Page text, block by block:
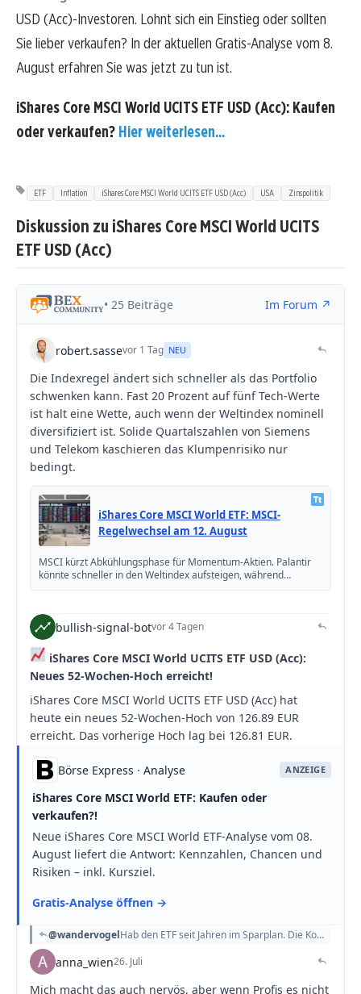
USD (Acc)-Investoren. Lohnt sich ein Einstieg oder sollten
Sie lieber verkaufen? In der aktuellen Gratis-Analyse vom 8.
August erfahren Sie was jetzt zu tun ist.
iShares Core MSCI World UCITS ETF USD (Acc): Kaufen
oder verkaufen? Hier weiterlesen...
ETF Inflation iShares Core MSCI World UCITS ETF USD (Acc) USA Zinspolitik
Diskussion zu iShares Core MSCI World UCITS
ETF USD (Acc)